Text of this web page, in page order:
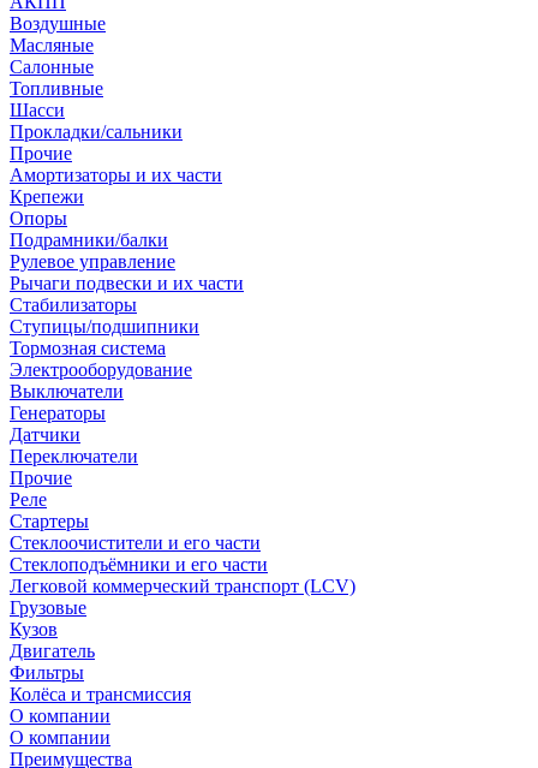
Воздушные
Масляные
Салонные
Топливные
Шасси
Прокладки/сальники
Прочие
Амортизаторы и их части
Крепежи
Опоры
Подрамники/балки
Рулевое управление
Рычаги подвески и их части
Стабилизаторы
Ступицы/подшипники
Тормозная система
Электрооборудование
Выключатели
Генераторы
Датчики
Переключатели
Прочие
Реле
Стартеры
Стеклоочистители и его части
Стеклоподъёмники и его части
Легковой коммерческий транспорт (LCV)
Грузовые
Кузов
Двигатель
Фильтры
Колёса и трансмиссия
О компании
О компании
Преимущества